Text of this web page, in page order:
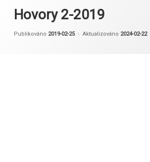
Hovory 2-2019
Publikováno 2019-02-25 Aktualizováno 2024-02-22